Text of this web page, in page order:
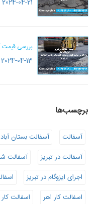
2024-04-21
بررسی قیمت
2024-04-13
برچسب‌ها
آسفالت آسفالت بستان آباد
آسفالت در تبریز
آسفالت
اجرای ایزوگام در تبریز
اسفالت کار اهر
اسفالت کار